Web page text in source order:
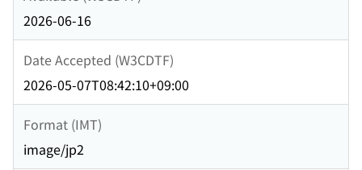
2026-06-16
Date Accepted (W3CDTF)
2026-05-07T08:42:10+09:00
Format (IMT)
image/jp2